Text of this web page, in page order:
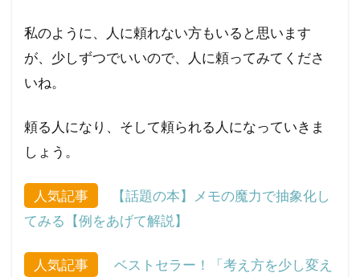
私のように、人に頼れない方もいると思います
が、少しずつでいいので、人に頼ってみてくださ
いね。
頼る人になり、そして頼られる人になっていきま
しょう。
人気記事
【話題の本】メモの魔力で抽象化し
てみる【例をあげて解説】
人気記事
ベストセラー！「考え方を少し変え